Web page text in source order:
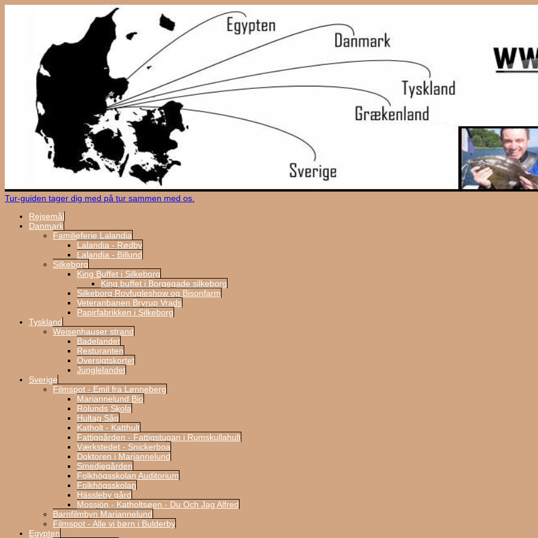
Tur-guiden tager dig med på tur sammen med os.
Rejsemål
Danmark
Familieferie Lalandia
Lalandia - Rødby
Lalandia - Billund
Silkeborg
King Buffet i Silkeborg
King buffet i Borgegade silkeborg
Silkeborg Rovfugleshow og Bisonfarm
Veteranbanen Bryrup Vrads
Papirfabrikken i Silkeborg
Tyskland
Weisenhauser strand
Badelandet
Resturanten
Oversigtskortet
Junglelandet
Sverige
Filmspot - Emil fra Lønneberg
Mariannelund Bio
Rölunds Skola
Hultag Såg
Katholt - Katthult
Fattiggården - Fattigstugan i Rumskullahult
Værkstedet - Snickerboa
Doktoren i Mariannelund
Smedjegården
Folkhögsskolan Auditorium
Folkhögsskolan
Hässleby gård
Mossjön - Katholtsøen - Du Och Jag Alfred
Barnfilmbyn Mariannelund
Filmspot - Alle vi børn i Bulderby
Egypten